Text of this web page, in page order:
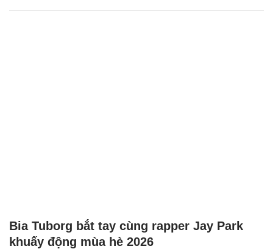
Bia Tuborg bắt tay cùng rapper Jay Park
khuấy động mùa hè 2026